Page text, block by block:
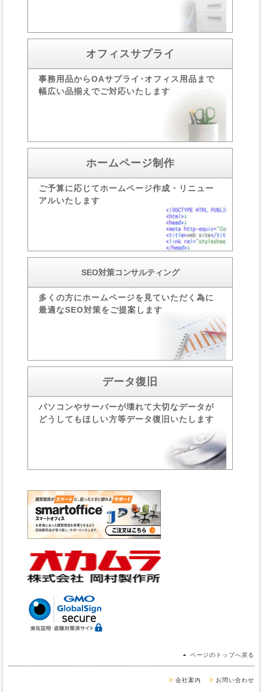
オフィスサプライ
事務用品からOAサプライ･ オフィス用品まで
幅広い品揃えでご対応いたします
ホームページ制作
ご予算に応じてホームページ作成・ リニュー
アルいたします
SEO対策コンサルティング
多くの方にホームページを 見ていただく為に
最適なSEO対策をご提案します
データ復旧
パソコンやサーバーが壊れて大切なデータが
どうしてもほしい方等データ復旧いたします
ページのトップへ戻る
会社案内 お問い合わせ